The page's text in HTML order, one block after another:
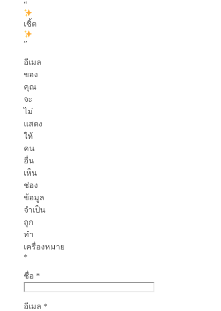
“
เชิ้ต
”
อีเมล
ของ
คุณ
จะ
ไม่
แสดง
ให้
คน
อื่น
เห็น
ช่อง
ข้อมูล
จำเป็น
ถูก
ทำ
เครื่องหมาย
*
ชื่อ *
อีเมล *